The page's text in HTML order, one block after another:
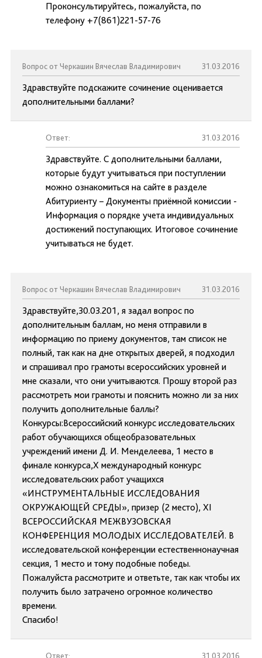
Проконсультируйтесь, пожалуйста, по
телефону +7(861)221-57-76
Вопрос от Черкашин Вячеслав Владимирович 31.03.2016
Здравствуйте подскажите сочинение оценивается
дополнительными баллами?
Ответ: 31.03.2016
Здравствуйте. С дополнительными баллами,
которые будут учитываться при поступлении
можно ознакомиться на сайте в разделе
Абитуриенту – Документы приёмной комиссии -
Информация о порядке учета индивидуальных
достижений поступающих. Итоговое сочинение
учитываться не будет.
Вопрос от Черкашин Вячеслав Владимирович 31.03.2016
Здравствуйте,30.03.201, я задал вопрос по
дополнительным баллам, но меня отправили в
информацию по приему документов, там список не
полный, так как на дне открытых дверей, я подходил
и спрашивал про грамоты всероссийских уровней и
мне сказали, что они учитываются. Прошу второй раз
рассмотреть мои грамоты и пояснить можно ли за них
получить дополнительные баллы?
Конкурсы:Всероссийский конкурс исследовательских
работ обучающихся общеобразовательных
учреждений имени Д. И. Менделеева, 1 место в
финале конкурса,Х международный конкурс
исследовательских работ учащихся
«ИНСТРУМЕНТАЛЬНЫЕ ИССЛЕДОВАНИЯ
ОКРУЖАЮЩЕЙ СРЕДЫ», призер (2 место), ХI
ВСЕРОССИЙСКАЯ МЕЖВУЗОВСКАЯ
КОНФЕРЕНЦИЯ МОЛОДЫХ ИССЛЕДОВАТЕЛЕЙ. В
исследовательской конференции естественнонаучная
секция, 1 место и тому подобные победы.
Пожалуйста рассмотрите и ответьте, так как чтобы их
получить было затрачено огромное количество
времени.
Спасибо!
Ответ: 31.03.2016